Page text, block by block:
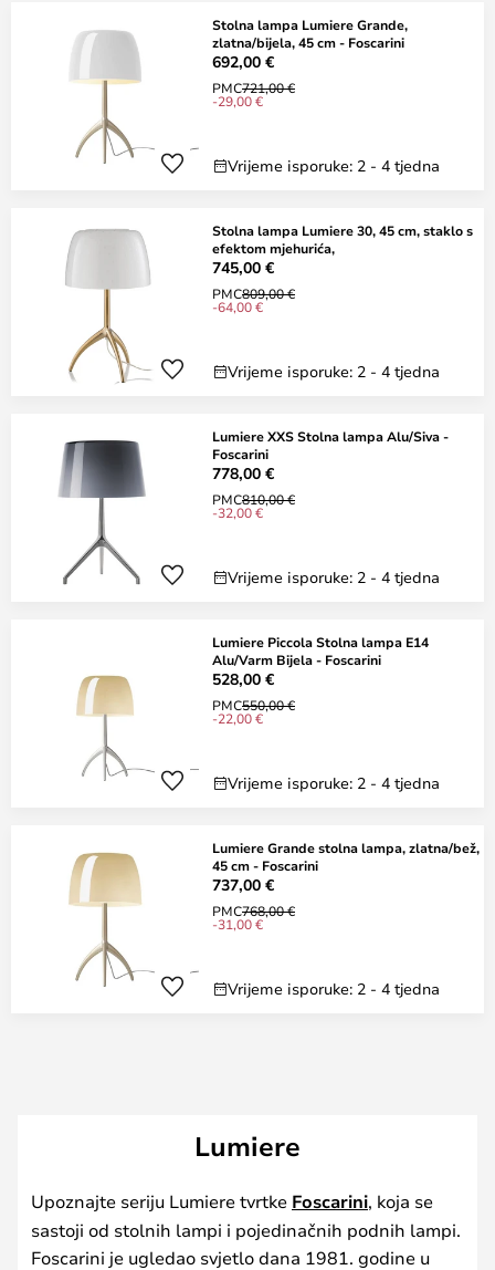
Stolna lampa Lumiere Grande,
zlatna/bijela, 45 cm - Foscarini
692,00 €
PMC721,00 €
-29,00 €
Vrijeme isporuke: 2 - 4 tjedna
Stolna lampa Lumiere 30, 45 cm, staklo s
efektom mjehurića,
745,00 €
PMC809,00 €
-64,00 €
Vrijeme isporuke: 2 - 4 tjedna
Lumiere XXS Stolna lampa Alu/Siva -
Foscarini
778,00 €
PMC810,00 €
-32,00 €
Vrijeme isporuke: 2 - 4 tjedna
Lumiere Piccola Stolna lampa E14
Alu/Varm Bijela - Foscarini
528,00 €
PMC550,00 €
-22,00 €
Vrijeme isporuke: 2 - 4 tjedna
Lumiere Grande stolna lampa, zlatna/bež,
45 cm - Foscarini
737,00 €
PMC768,00 €
-31,00 €
Vrijeme isporuke: 2 - 4 tjedna
Lumiere
Upoznajte seriju Lumiere tvrtke Foscarini, koja se
sastoji od stolnih lampi i pojedinačnih podnih lampi.
Foscarini je ugledao svjetlo dana 1981. godine u